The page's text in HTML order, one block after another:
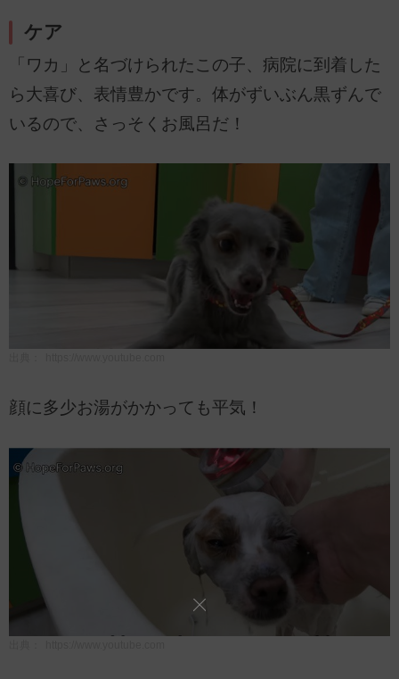
ケア
「ワカ」と名づけられたこの子、病院に到着した
ら大喜び、表情豊かです。体がずいぶん黒ずんで
いるので、さっそくお風呂だ！
顔に多少お湯がかかっても平気！